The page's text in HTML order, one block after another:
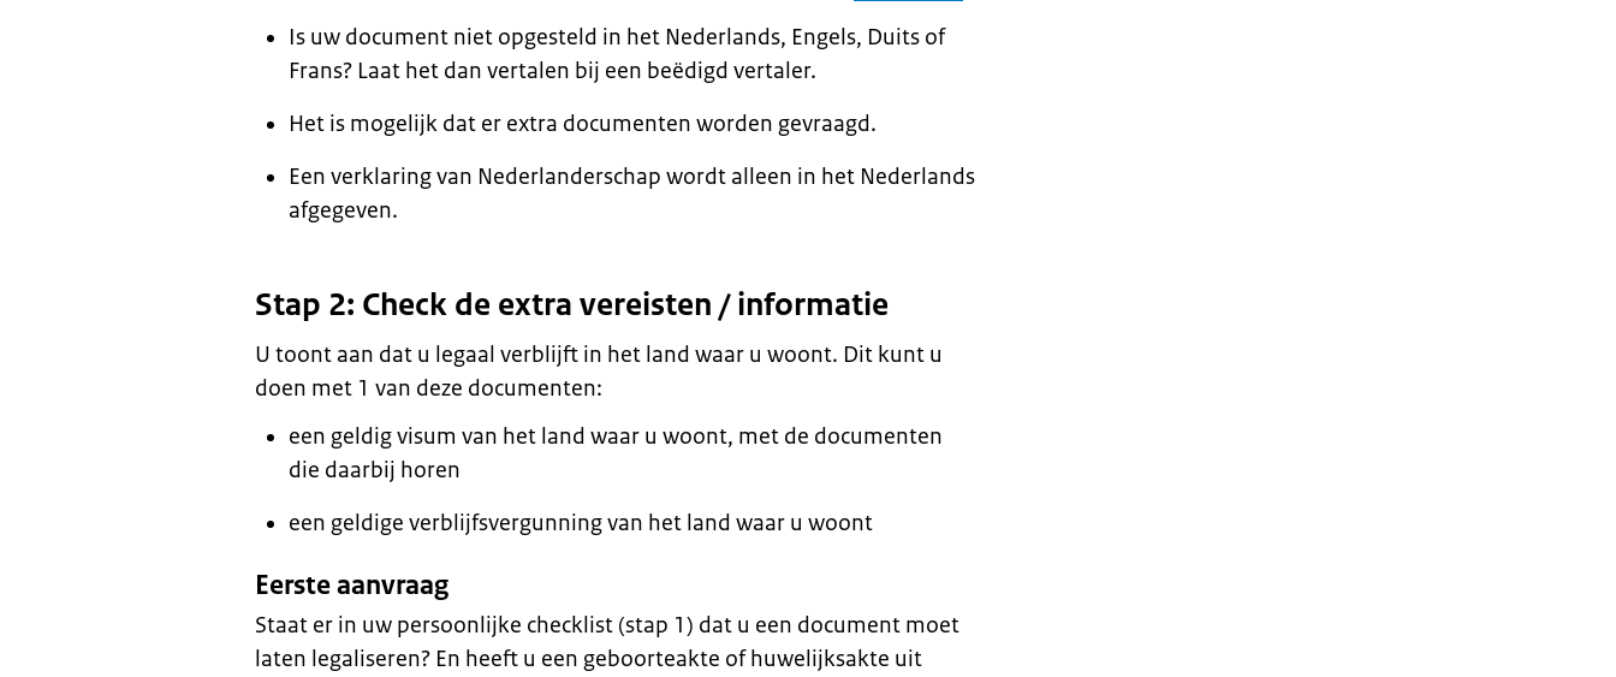
Is uw document niet opgesteld in het Nederlands, Engels, Duits of
Frans? Laat het dan vertalen bij een beëdigd vertaler.
Het is mogelijk dat er extra documenten worden gevraagd.
Een verklaring van Nederlanderschap wordt alleen in het Nederlands
afgegeven.
Stap 2: Check de extra vereisten / informatie
U toont aan dat u legaal verblijft in het land waar u woont. Dit kunt u
doen met 1 van deze documenten:
een geldig visum van het land waar u woont, met de documenten
die daarbij horen
een geldige verblijfsvergunning van het land waar u woontㅤ
Eerste aanvraag
Staat er in uw persoonlijke checklist (stap 1) dat u een document moet
laten legaliseren? En heeft u een geboorteakte of huwelijksakte uit